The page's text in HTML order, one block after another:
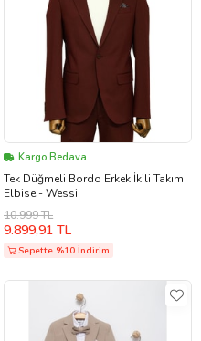
Kargo Bedava
Tek Düğmeli Bordo Erkek İkili Takım
Elbise - Wessi
10.999 TL
9.899,91 TL
Sepette %10 İndirim